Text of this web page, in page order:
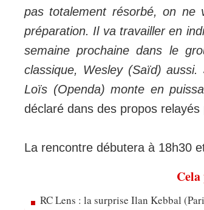
pas totalement résorbé, on
préparation. Il va travailler en
semaine prochaine dans le
classique, Wesley (Saïd)
Loïs (Openda) monte en
déclaré dans des propos relayés
La rencontre débutera à 18h30
RC Lens : la surprise Ilan Kebbal